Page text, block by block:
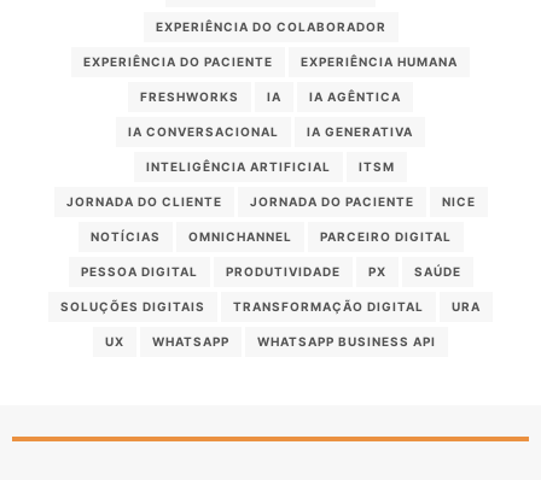
EXPERIÊNCIA DO COLABORADOR
EXPERIÊNCIA DO PACIENTE EXPERIÊNCIA HUMANA
FRESHWORKS IA IA AGÊNTICA
IA CONVERSACIONAL IA GENERATIVA
INTELIGÊNCIA ARTIFICIAL ITSM
JORNADA DO CLIENTE JORNADA DO PACIENTE NICE
NOTÍCIAS OMNICHANNEL PARCEIRO DIGITAL
PESSOA DIGITAL PRODUTIVIDADE PX SAÚDE
SOLUÇÕES DIGITAIS TRANSFORMAÇÃO DIGITAL URA
UX WHATSAPP WHATSAPP BUSINESS API